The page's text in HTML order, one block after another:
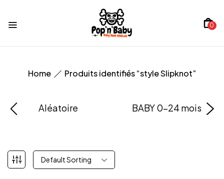
0
Home Produits identifiés “style Slipknot”
Aléatoire BABY 0-24 mois
Default Sorting